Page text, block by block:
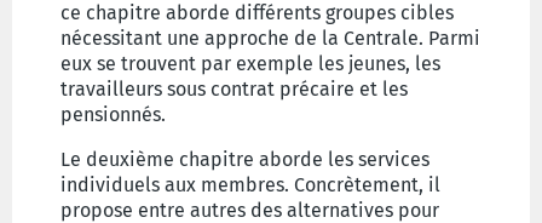
ce chapitre aborde différents groupes cibles
nécessitant une approche de la Centrale. Parmi
eux se trouvent par exemple les jeunes, les
travailleurs sous contrat précaire et les
pensionnés.
Le deuxième chapitre aborde les services
individuels aux membres. Concrètement, il
propose entre autres des alternatives pour